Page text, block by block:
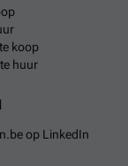
koop
huur
op LinkedIn